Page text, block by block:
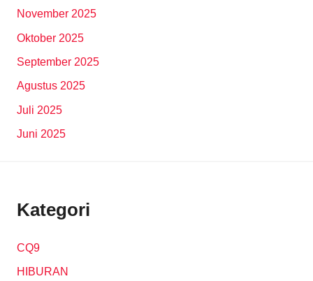
November 2025
Oktober 2025
September 2025
Agustus 2025
Juli 2025
Juni 2025
Kategori
CQ9
HIBURAN